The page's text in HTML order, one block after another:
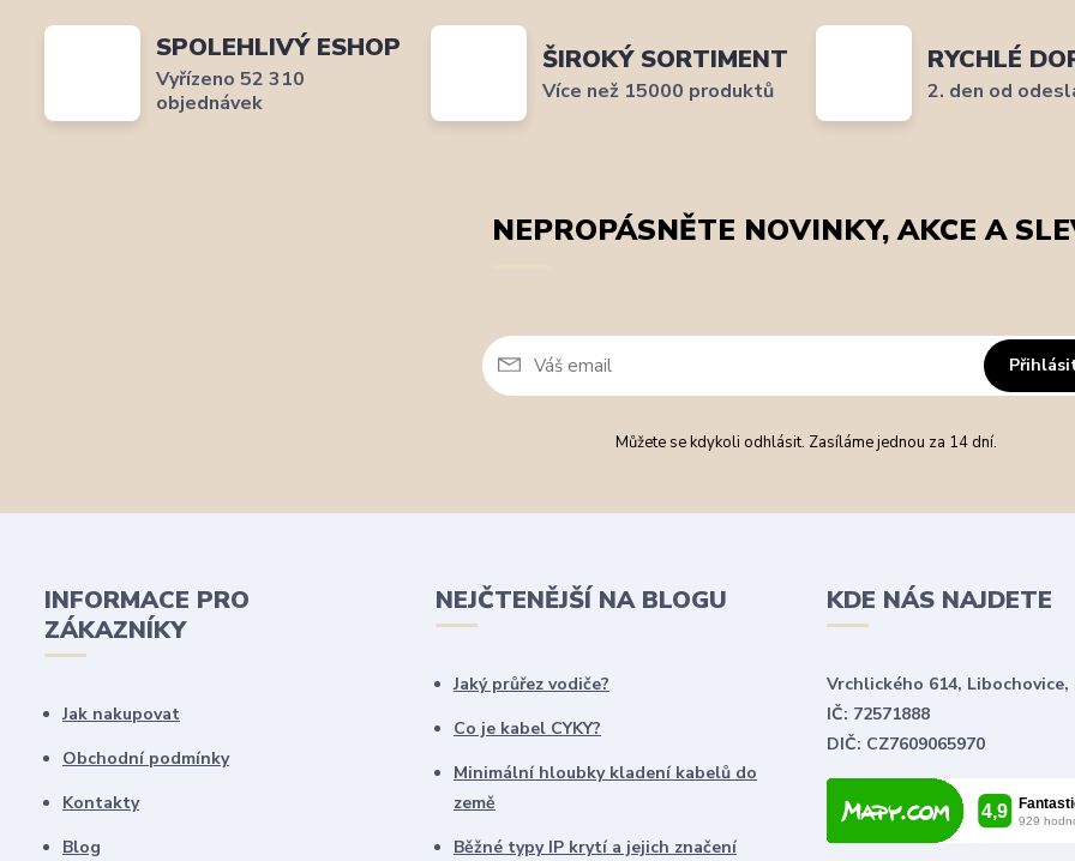
SPOLEHLIVÝ ESHOP
Vyřízeno 52 310
objednávek
ŠIROKÝ SORTIMENT
Více než 15000 produktů
RYCHLÉ
2. den od
NEPROPÁSNĚTE NOVINKY, AKCE A
Můžete se kdykoli odhlásit. Zasíláme jednou za 14 dní.
INFORMACE PRO
ZÁKAZNÍKY
Jak nakupovat
Obchodní podmínky
Kontakty
Blog
NEJČTENĚJŠÍ NA BLOGU
Jaký průřez vodiče?
Co je kabel CYKY?
Minimální hloubky kladení kabelů do
země
Běžné typy IP krytí a jejich značení
KDE NÁS NAJDETE
Vrchlického 614, Libochovice,
IČ: 72571888
DIČ: CZ7609065970